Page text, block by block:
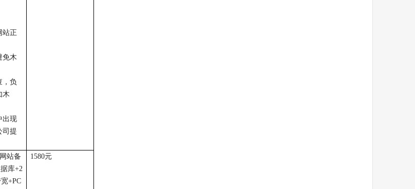
站正
免木
，负
木
出现
司提
网站备
库+2
+PC
1580元